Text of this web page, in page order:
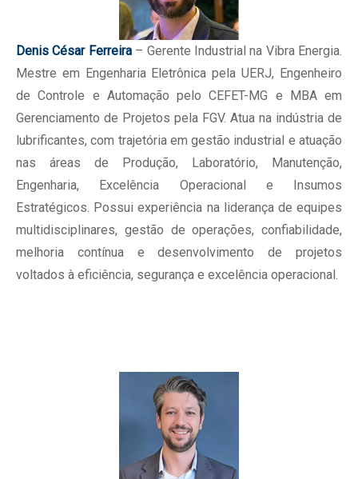
Denis César Ferreira– Gerente Industrial na Vibra Energia.
Mestre em Engenharia Eletrônica pela UERJ, Engenheiro
de Controle e Automação pelo CEFET-MG e MBA em
Gerenciamento de Projetos pela FGV. Atua na indústria de
lubrificantes, com trajetória em gestão industrial e atuação
nas áreas de Produção, Laboratório, Manutenção,
Engenharia, Excelência Operacional e Insumos
Estratégicos. Possui experiência na liderança de equipes
multidisciplinares, gestão de operações, confiabilidade,
melhoria contínua e desenvolvimento de projetos
voltados à eficiência, segurança e excelência operacional.